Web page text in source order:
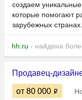
создаем
которые помогают
зарубежных
hh.ru - найдена
Продавец-
от 80 000